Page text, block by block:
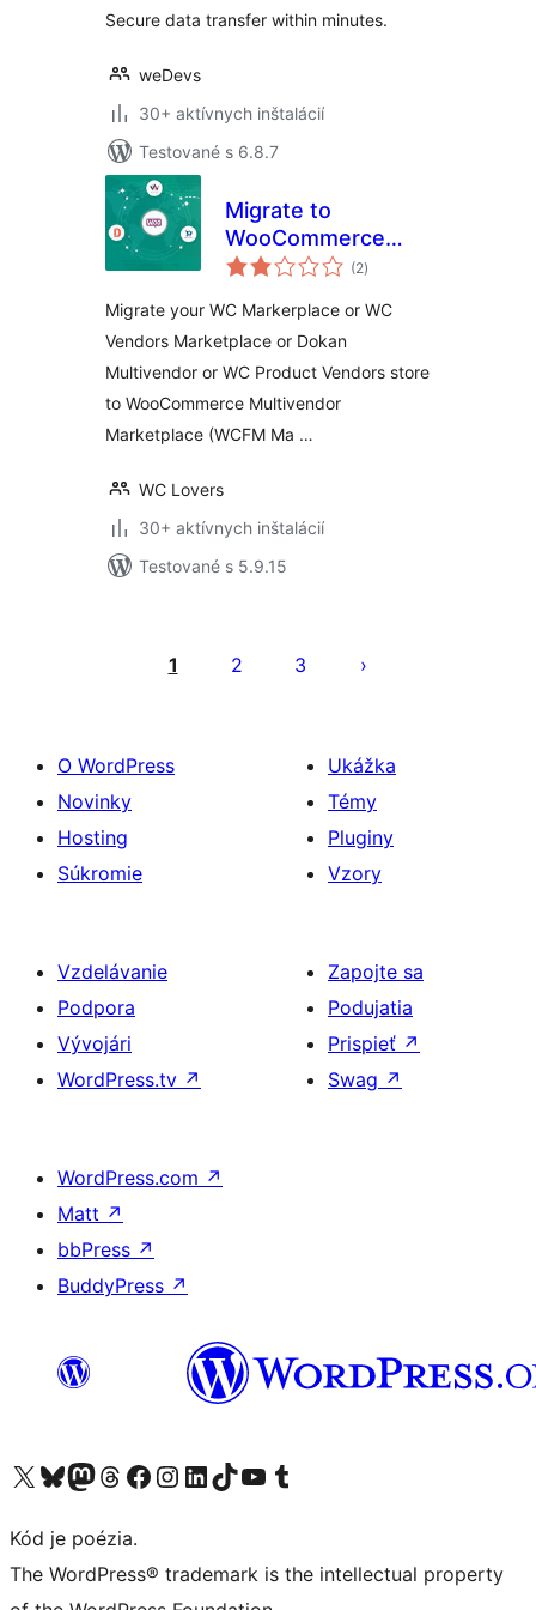
Secure data transfer within minutes.
weDevs
30+ aktívnych inštalácií
Testované s 6.8.7
Migrate to
WooCommerce
Multivendor (2celkové
hodnotenie
)
Migrate your WC Markerplace or WC
Vendors Marketplace or Dokan
Multivendor or WC Product Vendors store
to WooCommerce Multivendor
Marketplace (WCFM Ma …
WC Lovers
30+ aktívnych inštalácií
Testované s 5.9.15
príspevkov
1 2 3
O WordPress
Novinky
Hosting
Súkromie
Ukážka
Témy
Pluginy
Vzory
Vzdelávanie
Podpora
Vývojári
WordPress.tv ↗
Zapojte sa
Podujatia
Prispieť ↗
Swag ↗
WordPress.com ↗
Matt ↗
bbPress ↗
BuddyPress ↗
Navštívte náš účet na X (predtým Twitter)
Navštívte náš účet na platforme Bluesky
Navštívte náš účet na Mastodone
Navštívte náš účet na platforme Threads
Navštívte našu stránku na Facebooku
Navštívte náš účet Instagram
Navštívte náš účet LinkedIn
Navštívte náš účet na platforme TikTok
Navštívte náš kanál YouTube
Navštívte náš účet na platforme Tumblr
Kód je poézia.
The WordPress® trademark is the intellectual property